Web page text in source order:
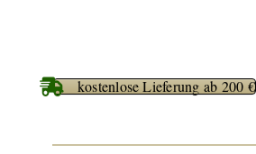
kostenlose Lieferung ab 200 €